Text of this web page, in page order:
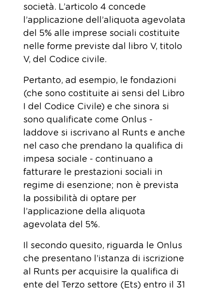
società. L’articolo 4 concede
l’applicazione dell’aliquota agevolata
del 5% alle imprese sociali costituite
nelle forme previste dal libro V, titolo
V, del Codice civile.
Pertanto, ad esempio, le fondazioni
(che sono costituite ai sensi del Libro
I del Codice Civile) e che sinora si
sono qualificate come Onlus -
laddove si iscrivano al Runts e anche
nel caso che prendano la qualifica di
impesa sociale - continuano a
fatturare le prestazioni sociali in
regime di esenzione; non è prevista
la possibilità di optare per
l’applicazione della aliquota
agevolata del 5%.
Il secondo quesito, riguarda le Onlus
che presentano l’istanza di iscrizione
al Runts per acquisire la qualifica di
ente del Terzo settore (Ets) entro il 31